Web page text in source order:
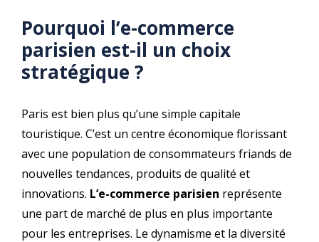
Pourquoi l’e-commerce
parisien est-il un choix
stratégique ?
Paris est bien plus qu’une simple capitale
touristique. C’est un centre économique florissant
avec une population de consommateurs friands de
nouvelles tendances, produits de qualité et
innovations. L’e-commerce parisien représente
une part de marché de plus en plus importante
pour les entreprises. Le dynamisme et la diversité